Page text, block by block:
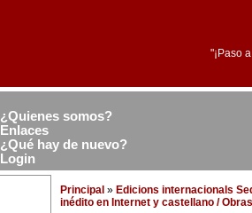
"¡Paso
¿Quienes somos?
Enlaces
¿Qué hay de nuevo?
Login
Principal » Edicions internacionals
inédito en Internet y castellano /